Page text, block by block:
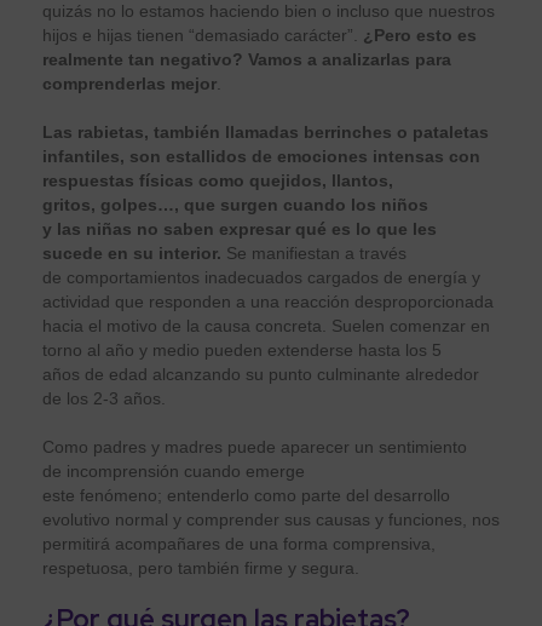
quizás no lo estamos haciendo bien o incluso que nuestros
hijos e hijas tienen “demasiado carácter”. ¿Pero esto es
realmente tan negativo? Vamos a analizarlas para
comprenderlas mejor
Las rabietas, también llamadas berrinches o pataletas
infantiles, son estallidos de emociones intensas con
respuestas físicas como quejidos, llantos,
gritos, golpes…, que surgen cuando los niños
y las niñas no saben expresar qué es lo que les
sucede en su interior. Se manifiestan a través
de comportamientos inadecuados cargados de energía y
actividad que responden a una reacción desproporcionada
hacia el motivo de la causa concreta. Suelen comenzar en
torno al año y medio pueden extenderse hasta los 5
años de edad alcanzando su punto culminante alrededor
de los 2-3 años.
Como padres y madres puede aparecer un sentimiento
de incomprensión cuando emerge
este fenómeno; entenderlo como parte del desarrollo
evolutivo normal y comprender sus causas y funciones, nos
permitirá acompañares de una forma comprensiva,
respetuosa, pero también firme y segura.